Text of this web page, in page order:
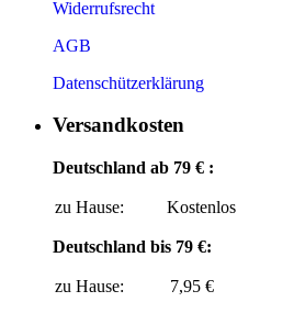
Widerrufsrecht
AGB
Datenschützerklärung
Versandkosten
Deutschland ab 79 € :
zu Hause: Kostenlos
Deutschland bis 79 €:
zu Hause: 7,95 €